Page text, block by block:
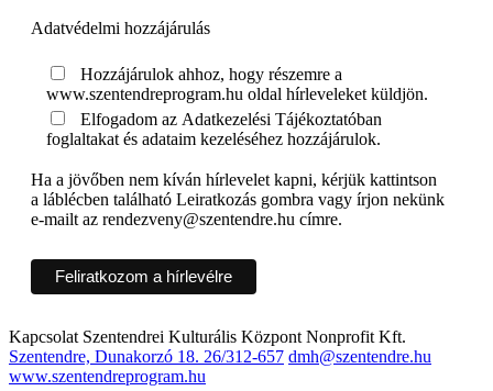
Adatvédelmi hozzájárulás
www.szentendreprogram.hu oldal hírleveleket küldjön.
foglaltakat és adataim kezeléséhez hozzájárulok.
Ha a jövőben nem kíván hírlevelet kapni, kérjük kattintson
a láblécben található Leiratkozás gombra vagy írjon nekünk
e-mailt az rendezveny@szentendre.hu címre.
Kapcsolat Szentendrei Kulturális Központ Nonprofit Kft.
Szentendre, Dunakorzó 18. 26/312-657 dmh@szentendre.hu
www.szentendreprogram.hu